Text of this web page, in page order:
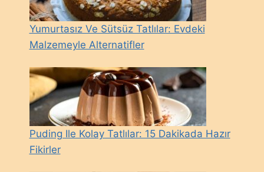
Yumurtasız Ve Sütsüz Tatlılar: Evdeki
Malzemeyle Alternatifler
Puding Ile Kolay Tatlılar: 15 Dakikada Hazır
Fikirler